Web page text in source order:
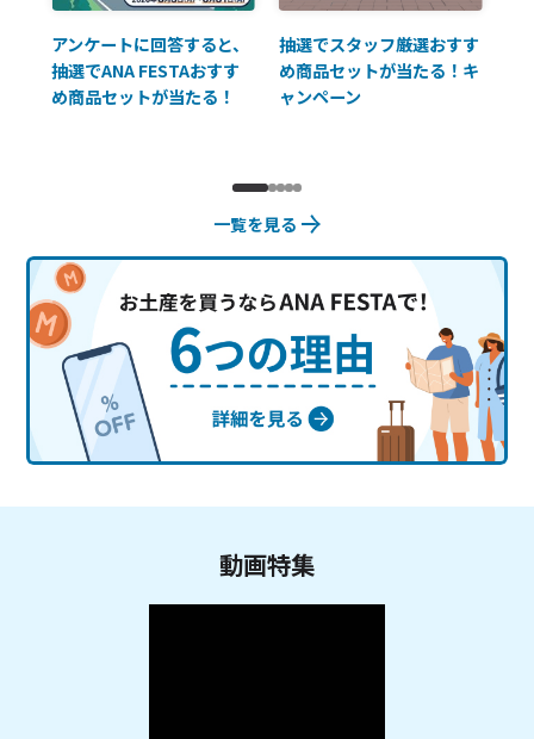
アンケートに回答すると、
抽選でANA FESTAおすす
め商品セットが当たる！
抽選でスタッフ厳選おすす
め商品セットが当たる！キ
ャンペーン
一覧を見る
動画特集